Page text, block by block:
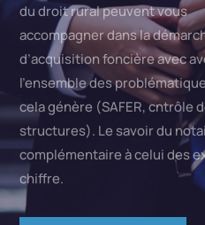
du droit rural peuvent vous
accompagner dans la
d’acquisition foncière avec
l’ensemble des
cela génère (SAFER, cntrôle
structures). Le savoir du
complémentaire à celui des
chiffre.